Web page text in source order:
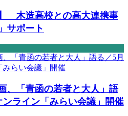
】 木造高校との高大連携事
サポート
、「青函の若者と大人」語
ンライン「みらい会議」開催